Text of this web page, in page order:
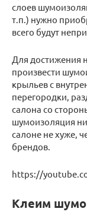
слоев
т.п.) нужно
всего будут
Для достижения
произвести
крыльев с
перегородки,
салона со
шумоизоляция
салоне не хуже,
брендов.
https://
Клеим